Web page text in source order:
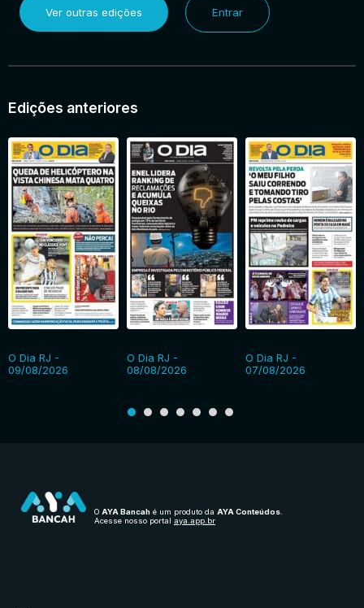
Ver outras edições Entrar
Edições anteriores
O Dia RJ -
09/08/2026
O Dia RJ -
08/08/2026
O Dia RJ -
07/08/2026
O AYA Bancah é um produto da AYA Conteúdos
Acesse nosso portal aya.app.br